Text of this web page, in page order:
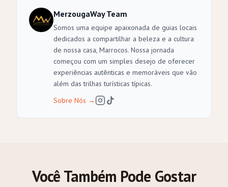
MerzougaWay Team
Somos uma equipe apaixonada de guias locais
dedicados a compartilhar a beleza e a cultura
de nossa casa, Marrocos. Nossa jornada
começou com um simples desejo de oferecer
experiências autênticas e memoráveis que vão
além das trilhas turísticas típicas.
Sobre Nós →
Você Também Pode Gostar